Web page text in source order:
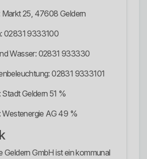
25, 47608 Geldern
02831 9333100
Wasser: 02831 933330
02831 9333101
Geldern 51 %
Westenergie AG 49 %
Geldern GmbH ist ein kommunal